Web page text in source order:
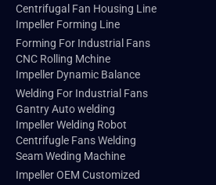
Centrifugal Fan Housing Line
Impeller Forming Line
Forming For Industrial Fans
CNC Rolling Mchine
Impeller Dynamic Balance
Welding For Industrial Fans
Gantry Auto welding
Impeller Welding Robot
Centrifugle Fans Welding
Seam Weding Machine
Impeller OEM Customized